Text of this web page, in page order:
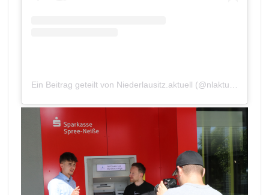
Ein Beitrag geteilt von Niederlausitz.aktuell (@nlaktuell.de)